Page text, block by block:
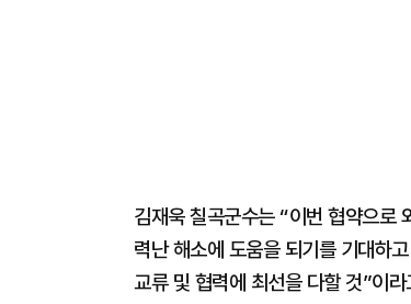
김재욱 칠곡군수는 “이번 협약으로
력난 해소에 도움을 되기를 기대하
교류 및 협력에 최선을 다할 것”이